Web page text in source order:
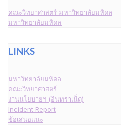
คณะวิทยาศาสตร์ มหาวิทยาลัยมหิดล
มหาวิทยาลัยมหิดล
LINKS
มหาวิทยาลัยมหิดล
คณะวิทยาศาสตร์
งานนโยบายฯ (อินทราเน็ต)
Incident Report
ข้อเสนอแนะ